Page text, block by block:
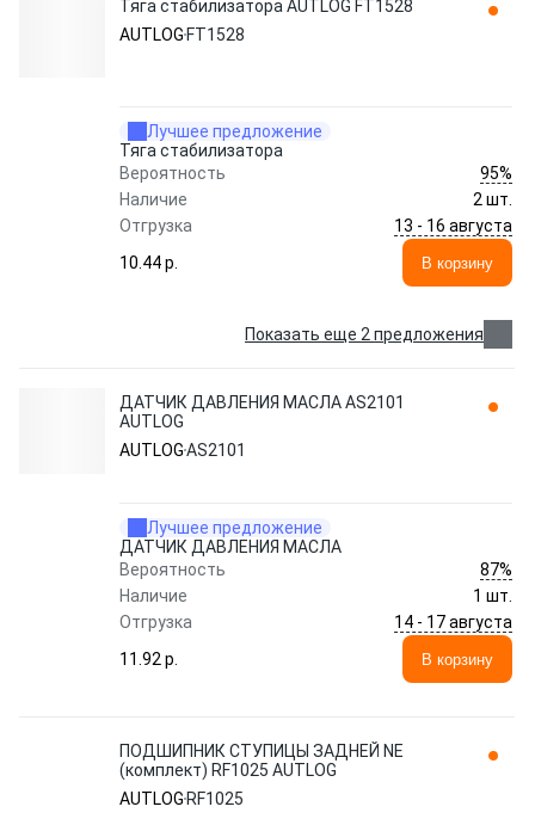
Тяга стабилизатора AUTLOG FT1528
AUTLOG FT1528
Лучшее предложение
Тяга стабилизатора
Вероятность
95%
Наличие
2 шт.
Отгрузка
13 - 16 августа
10.44 p.
В корзину
Показать еще 2 предложения
ДАТЧИК ДАВЛЕНИЯ МАСЛА AS2101
AUTLOG
AUTLOGAS2101
Лучшее предложение
ДАТЧИК ДАВЛЕНИЯ МАСЛА
Вероятность
87%
Наличие
1 шт.
Отгрузка
14 - 17 августа
11.92 p.
В корзину
ПОДШИПНИК СТУПИЦЫ ЗАДНЕЙ NE
(комплект) RF1025 AUTLOG
AUTLOG RF1025